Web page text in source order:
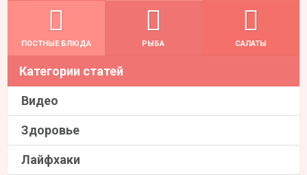
ПОСТНЫЕ БЛЮДА РЫБА САЛАТЫ
Категории статей
Видео
Здоровье
Лайфхаки